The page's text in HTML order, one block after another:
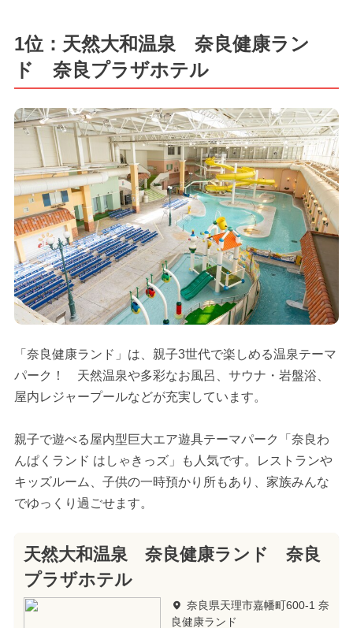
1位：天然大和温泉 奈良健康ラン
ド 奈良プラザホテル
「奈良健康ランド」は、親子3世代で楽しめる温泉テーマ
パーク！ 天然温泉や多彩なお風呂、サウナ・岩盤浴、
屋内レジャープールなどが充実しています。
親子で遊べる屋内型巨大エア遊具テーマパーク「奈良わ
んぱくランド はしゃきっズ」も人気です。レストランや
キッズルーム、子供の一時預かり所もあり、家族みんな
でゆっくり過ごせます。
天然大和温泉 奈良健康ランド 奈良
プラザホテル
奈良県天理市嘉幡町600-1 奈
良健康ランド